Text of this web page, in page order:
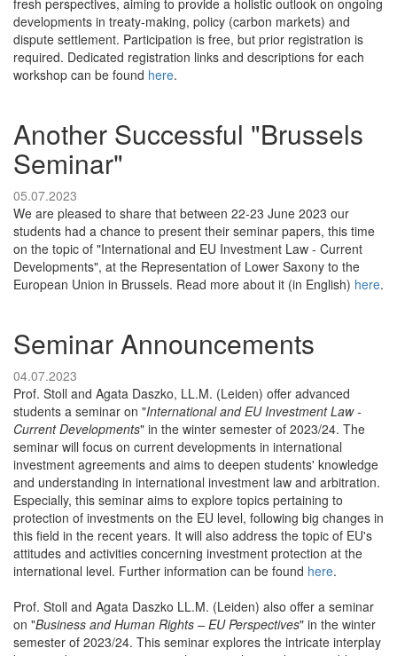
fresh perspectives, aiming to provide a holistic outlook on ongoing
developments in treaty-making, policy (carbon markets) and
dispute settlement. Participation is free, but prior registration is
required. Dedicated registration links and descriptions for each
workshop can be found here.
Another Successful "Brussels
Seminar"
05.07.2023
We are pleased to share that between 22-23 June 2023 our
students had a chance to present their seminar papers, this time
on the topic of "International and EU Investment Law - Current
Developments", at the Representation of Lower Saxony to the
European Union in Brussels. Read more about it (in English) here.
Seminar Announcements
04.07.2023
Prof. Stoll and Agata Daszko, LL.M. (Leiden) offer advanced
students a seminar on "International and EU Investment Law -
Current Developments" in the winter semester of 2023/24. The
seminar will focus on current developments in international
investment agreements and aims to deepen students' knowledge
and understanding in international investment law and arbitration.
Especially, this seminar aims to explore topics pertaining to
protection of investments on the EU level, following big changes in
this field in the recent years. It will also address the topic of EU's
attitudes and activities concerning investment protection at the
international level. Further information can be found here.
Prof. Stoll and Agata Daszko LL.M. (Leiden) also offer a seminar
on "Business and Human Rights – EU Perspectives" in the winter
semester of 2023/24. This seminar explores the intricate interplay